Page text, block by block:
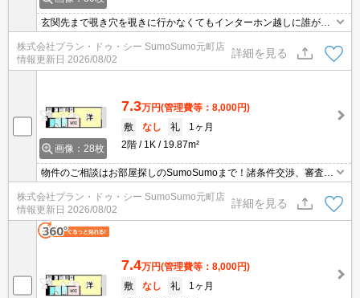
玄関先まで覗き穴を覗きに行かなくてもインターホン越しに誰が来
豊富なので、衣類や履き物の整理がしやすく便利です。浴室乾燥機
が付いているので、室内に干したい時はお風呂場を使えば居住スペ
株式会社プラン・ドゥ・シー SumoSumo元町店
情報更新日 2026/08/02
詳細を見る
画像：28枚
7.3万円(管理費等：8,000円)
敷
なし 礼
1ヶ月
2階
1K 19.87m²
物件のご相談はお部屋探しのSumoSumoまで！諸条件交渉、審査等
株式会社プラン・ドゥ・シー SumoSumo元町店
情報更新日 2026/08/02
詳細を見る
7.4万円(管理費等：8,000円)
敷
なし 礼
1ヶ月